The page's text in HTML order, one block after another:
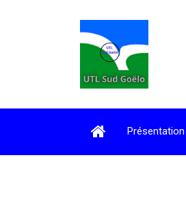
Présentation